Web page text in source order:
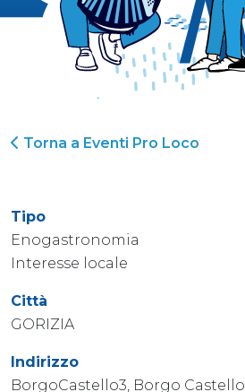
Torna a Eventi Pro Loco
Tipo
Enogastronomia
Interesse locale
Città
GORIZIA
Indirizzo
BorgoCastello3, Borgo Castello